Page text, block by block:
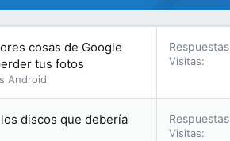
cosas de Google
tus fotos
Android
Respuestas
Visitas
discos que debería
Respuestas
Visitas